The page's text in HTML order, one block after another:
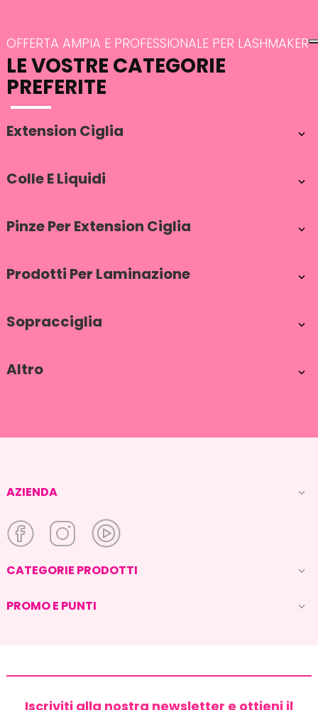
OFFERTA AMPIA E PROFESSIONALE PER LASHMAKER
LE VOSTRE CATEGORIE
PREFERITE
Extension Ciglia 
Colle E Liquidi 
Pinze Per Extension Ciglia 
Prodotti Per Laminazione 
Sopracciglia 
Altro 
AZIENDA 
CATEGORIE PRODOTTI 
PROMO E PUNTI 
Iscriviti alla nostra newsletter e ottieni il